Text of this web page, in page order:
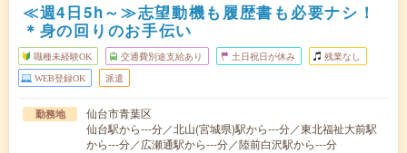
≪週4日5h～≫志望動機も履歴書も必要ナシ！
＊身の回りのお手伝い
職種未経験OK 交通費別途支給あり 土日祝日が休み 残業なし
WEB登録OK 派遣
勤務地
仙台市青葉区
仙台駅から---分／北山(宮城県)駅から---分／東北福祉大前駅
から---分／広瀬通駅から---分／陸前白沢駅から---分